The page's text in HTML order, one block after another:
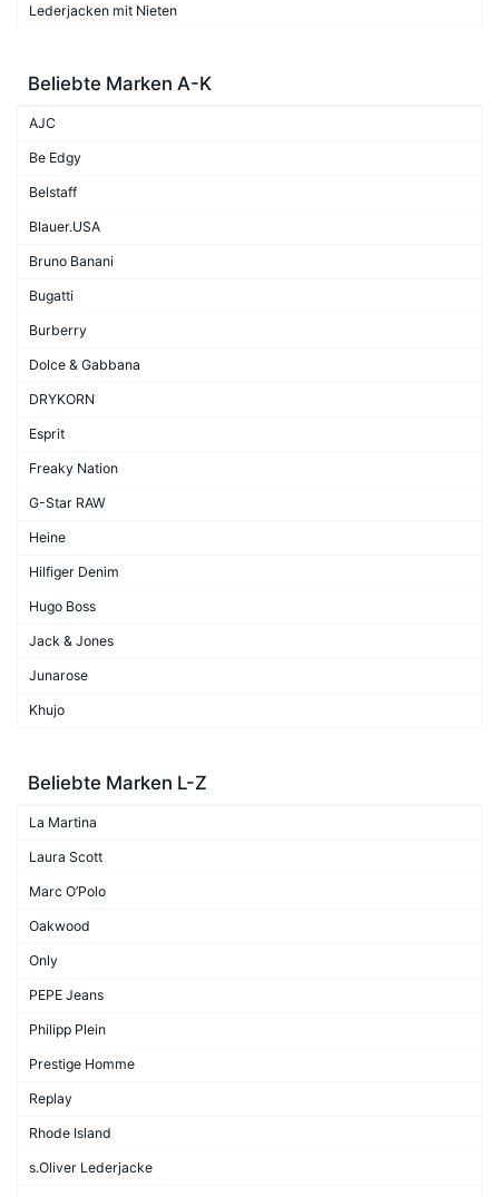
Lederjacken mit Nieten
Beliebte Marken A-K
AJC
Be Edgy
Belstaff
Blauer.USA
Bruno Banani
Bugatti
Burberry
Dolce & Gabbana
DRYKORN
Esprit
Freaky Nation
G-Star RAW
Heine
Hilfiger Denim
Hugo Boss
Jack & Jones
Junarose
Khujo
Beliebte Marken L-Z
La Martina
Laura Scott
Marc O’Polo
Oakwood
Only
PEPE Jeans
Philipp Plein
Prestige Homme
Replay
Rhode Island
s.Oliver Lederjacke